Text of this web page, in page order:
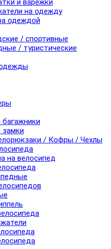
и варежки
на одежду
одеждой
/ спортивные
/ туристические
замки
/ Кофры / Чехлы
на велосипед